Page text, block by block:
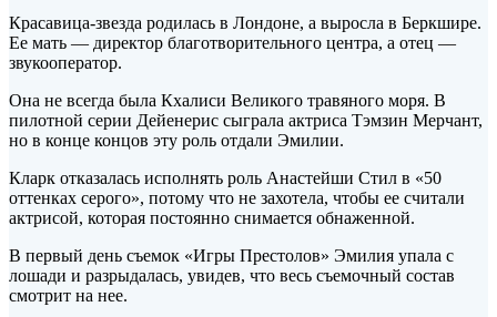
Красавица-звезда родилась в Лондоне, а выросла в Беркшире.
Ее мать — директор благотворительного центра, а отец —
звукооператор.
Она не всегда была Кхалиси Великого травяного моря. В
пилотной серии Дейенерис сыграла актриса Тэмзин Мерчант,
но в конце концов эту роль отдали Эмилии.
Кларк отказалась исполнять роль Анастейши Стил в «50
оттенках серого», потому что не захотела, чтобы ее считали
актрисой, которая постоянно снимается обнаженной.
В первый день съемок «Игры Престолов» Эмилия упала с
лошади и разрыдалась, увидев, что весь съемочный состав
смотрит на нее.